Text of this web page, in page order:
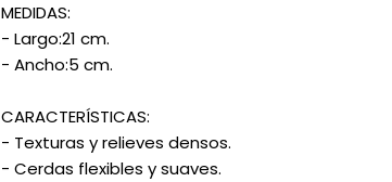
MEDIDAS:
- Largo:21 cm.
- Ancho:5 cm.
CARACTERÍSTICAS:
- Texturas y relieves densos.
- Cerdas flexibles y suaves.